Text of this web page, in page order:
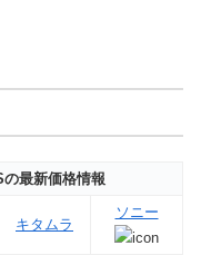
最新価格情報
キタムラ
ソニー